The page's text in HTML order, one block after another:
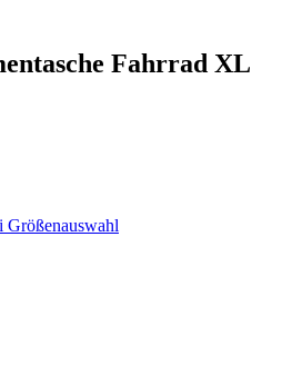
Fahrrad XL
Größenauswahl